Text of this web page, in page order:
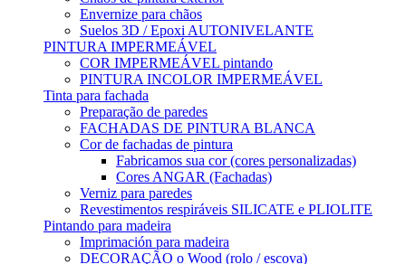
Envernize para chãos
Suelos 3D / Epoxi AUTONIVELANTE
PINTURA IMPERMEÁVEL
COR IMPERMEÁVEL pintando
PINTURA INCOLOR IMPERMEÁVEL
Tinta para fachada
Preparação de paredes
FACHADAS DE PINTURA BLANCA
Cor de fachadas de pintura
Fabricamos sua cor (cores personalizadas)
Cores ANGAR (Fachadas)
Verniz para paredes
Revestimentos respiráveis ​​SILICATE e PLIOLITE
Pintando para madeira
Imprimación para madeira
DECORAÇÃO o Wood (rolo / escova)